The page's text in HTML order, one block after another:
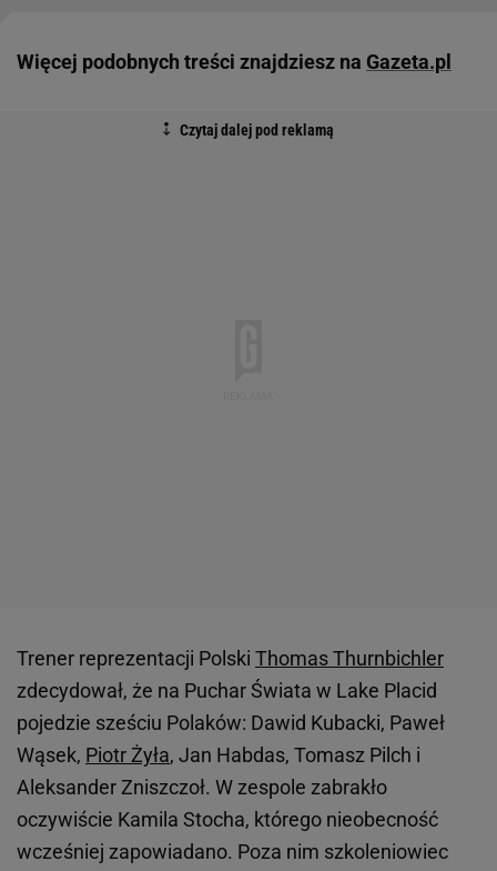
Więcej podobnych treści znajdziesz na Gazeta.pl
Trener reprezentacji Polski Thomas Thurnbichler
zdecydował, że na Puchar Świata w Lake Placid
pojedzie sześciu Polaków: Dawid Kubacki, Paweł
Wąsek, Piotr Żyła, Jan Habdas, Tomasz Pilch i
Aleksander Zniszczoł. W zespole zabrakło
oczywiście Kamila Stocha, którego nieobecność
wcześniej zapowiadano. Poza nim szkoleniowiec